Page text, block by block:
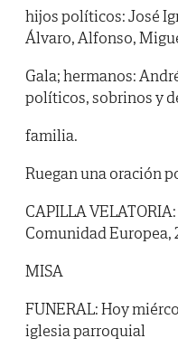
hijos políticos: José
Álvaro, Alfonso,
Gala; hermanos:
políticos, sobrinos y
familia.
Ruegan una oración
CAPILLA
Comunidad Europea,
MISA
FUNERAL: Hoy
iglesia parroquial